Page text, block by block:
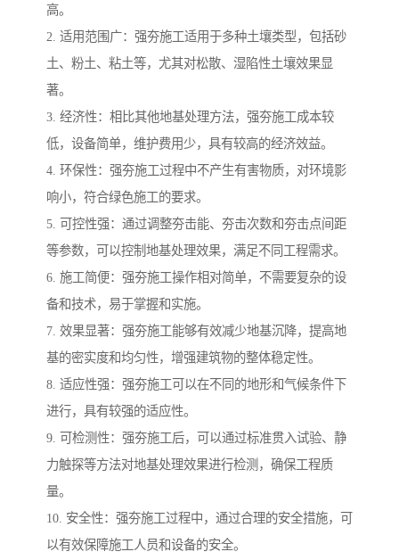
高。
2. 适用范围广：强夯施工适用于多种土壤类型，包括砂
土、粉土、粘土等，尤其对松散、湿陷性土壤效果显
著。
3. 经济性：相比其他地基处理方法，强夯施工成本较
低，设备简单，维护费用少，具有较高的经济效益。
4. 环保性：强夯施工过程中不产生有害物质，对环境影
响小，符合绿色施工的要求。
5. 可控性强：通过调整夯击能、夯击次数和夯击点间距
等参数，可以控制地基处理效果，满足不同工程需求。
6. 施工简便：强夯施工操作相对简单，不需要复杂的设
备和技术，易于掌握和实施。
7. 效果显著：强夯施工能够有效减少地基沉降，提高地
基的密实度和均匀性，增强建筑物的整体稳定性。
8. 适应性强：强夯施工可以在不同的地形和气候条件下
进行，具有较强的适应性。
9. 可检测性：强夯施工后，可以通过标准贯入试验、静
力触探等方法对地基处理效果进行检测，确保工程质
量。
10. 安全性：强夯施工过程中，通过合理的安全措施，可
以有效保障施工人员和设备的安全。